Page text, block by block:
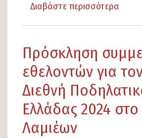
Διαβάστε περισσότερα
σε
Ετήσιο
Πρόσκληση
εθελοντών για
Διεθνή
Ελλάδας 2024
Λαμιέων